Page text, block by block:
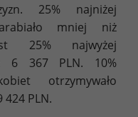
25% najniżej
mniej niż
25% najwyżej
6 367 PLN. 10%
otrzymywało
PLN.